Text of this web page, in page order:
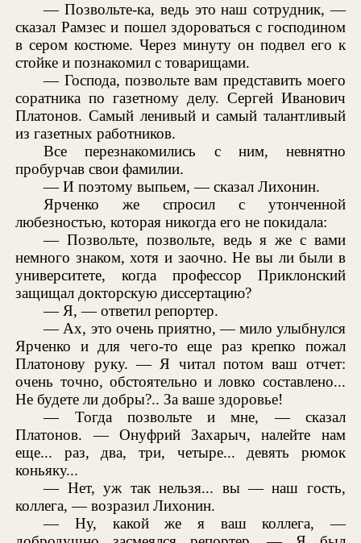
— Позвольте-ка, ведь это наш сотрудник, —
сказал Рамзес и пошел здороваться с господином
в сером костюме. Через минуту он подвел его к
стойке и познакомил с товарищами.
— Господа, позвольте вам представить моего
соратника по газетному делу. Сергей Иванович
Платонов. Самый ленивый и самый талантливый
из газетных работников.
Все перезнакомились с ним, невнятно
пробурчав свои фамилии.
— И поэтому выпьем, — сказал Лихонин.
Ярченко же спросил с утонченной
любезностью, которая никогда его не покидала:
— Позвольте, позвольте, ведь я же с вами
немного знаком, хотя и заочно. Не вы ли были в
университете, когда профессор Приклонский
защищал докторскую диссертацию?
— Я, — ответил репортер.
— Ах, это очень приятно, — мило улыбнулся
Ярченко и для чего-то еще раз крепко пожал
Платонову руку. — Я читал потом ваш отчет:
очень точно, обстоятельно и ловко составлено...
Не будете ли добры?.. За ваше здоровье!
— Тогда позвольте и мне, — сказал
Платонов. — Онуфрий Захарыч, налейте нам
еще... раз, два, три, четыре... девять рюмок
коньяку...
— Нет, уж так нельзя... вы — наш гость,
коллега, — возразил Лихонин.
— Ну, какой же я ваш коллега, —